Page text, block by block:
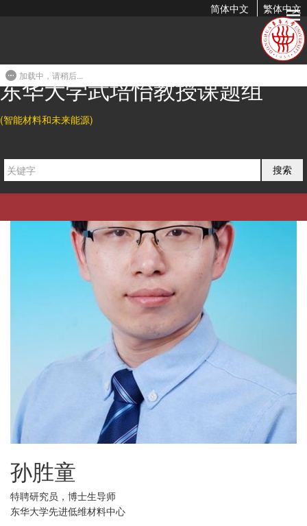
简体中文 繁体中文
东华大学武培怡教授课题组
(智能材料和未来能源)
搜索
孙胜童
特聘研究员，博士生导师
东华大学先进低维材料中心
加载中，请稍后...